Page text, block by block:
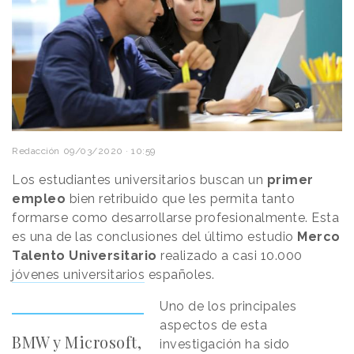
Redacción 09/03/2020 · 10:59
Los estudiantes universitarios buscan un primer
empleo bien retribuido que les permita tanto
formarse como desarrollarse profesionalmente. Esta
es una de las conclusiones del último estudio Merco
Talento Universitario realizado a casi 10.000
jóvenes universitarios españoles.
BMW y Microsoft,
Uno de los principales
aspectos de esta
investigación ha sido